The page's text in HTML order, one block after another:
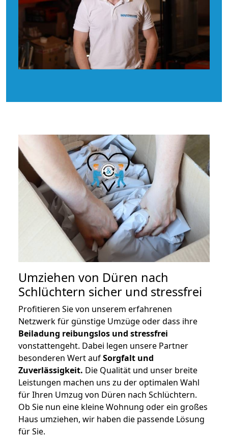
Umziehen von Düren nach
Schlüchtern sicher und stressfrei
Profitieren Sie von unserem erfahrenen
Netzwerk für günstige Umzüge oder dass ihre
Beiladung reibungslos und stressfrei
vonstattengeht. Dabei legen unsere Partner
besonderen Wert aufSorgfalt und
Zuverlässigkeit. Die Qualität und unser breite
Leistungen machen uns zu der optimalen Wahl
für Ihren Umzug von Düren nach Schlüchtern.
Ob Sie nun eine kleine Wohnung oder ein großes
Haus umziehen, wir haben die passende Lösung
für Sie.